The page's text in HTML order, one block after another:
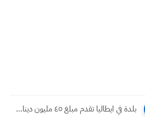
بلدة في ايطاليا تقدم مبلغ ٤٥ مليون دينار لمن يريد...